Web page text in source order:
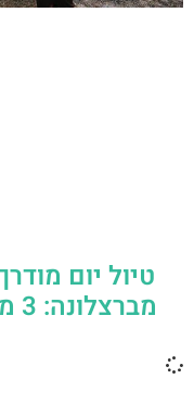
טיול יום
מברצלונה: 3 מדינות בכרטיס סיור אחד